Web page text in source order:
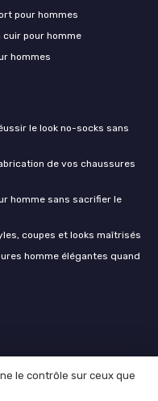
pour hommes
pour homme
hommes
le look no-socks sans
de vos chaussures
homme sans sacrifier le
coupes et looks maîtrisés
homme élégantes quand
le contrôle sur ceux que